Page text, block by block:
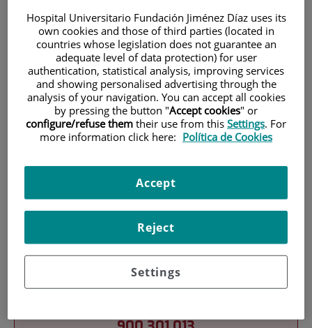
Investigación
Hospital Universitario Fundación Jiménez Díaz uses its
own cookies and those of third parties (located in
countries whose legislation does not guarantee an
adequate level of data protection) for user
authentication, statistical analysis, improving services
and showing personalised advertising through the
analysis of your navigation. You can accept all cookies
by pressing the button "Accept cookies" or
configure/refuse them their use from this Settings. For
more information click here: Política de Cookies
Settings
Reject
Accept